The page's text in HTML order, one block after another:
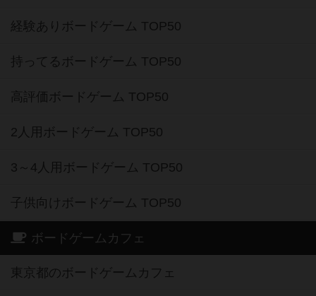
経験ありボードゲーム TOP50
持ってるボードゲーム TOP50
高評価ボードゲーム TOP50
2人用ボードゲーム TOP50
3～4人用ボードゲーム TOP50
子供向けボードゲーム TOP50
ボードゲームカフェ
東京都のボードゲームカフェ